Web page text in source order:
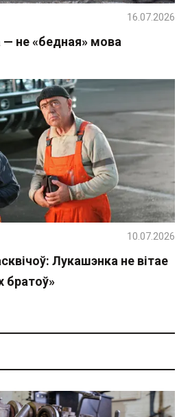
не «бедная» мова
16.07.2026
Лукашэнка не вітае
братоў»
10.07.2026